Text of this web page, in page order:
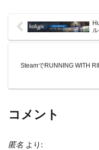
ル
SteamでRUNNING WITH
コメント
匿名 より: